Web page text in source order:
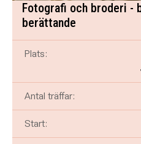
Fotografi och broderi -
berättande
Plats:
Antal träffar:
Start: